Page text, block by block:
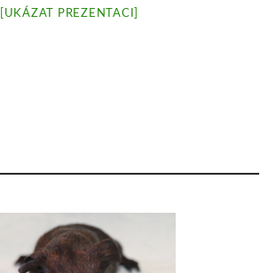
[UKÁZAT PREZENTACI]